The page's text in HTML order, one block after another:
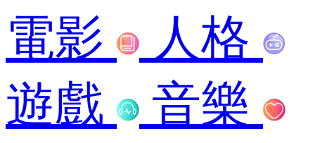
電影
人格
遊戲
音樂